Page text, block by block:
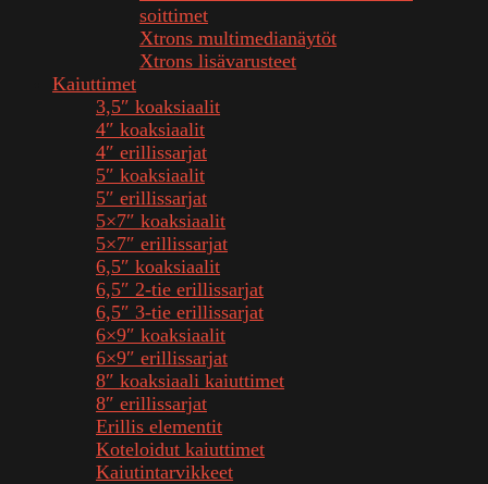
soittimet
Xtrons multimedianäytöt
Xtrons lisävarusteet
Kaiuttimet
3,5″ koaksiaalit
4″ koaksiaalit
4″ erillissarjat
5″ koaksiaalit
5″ erillissarjat
5×7″ koaksiaalit
5×7″ erillissarjat
6,5″ koaksiaalit
6,5″ 2-tie erillissarjat
6,5″ 3-tie erillissarjat
6×9″ koaksiaalit
6×9″ erillissarjat
8″ koaksiaali kaiuttimet
8″ erillissarjat
Erillis elementit
Koteloidut kaiuttimet
Kaiutintarvikkeet